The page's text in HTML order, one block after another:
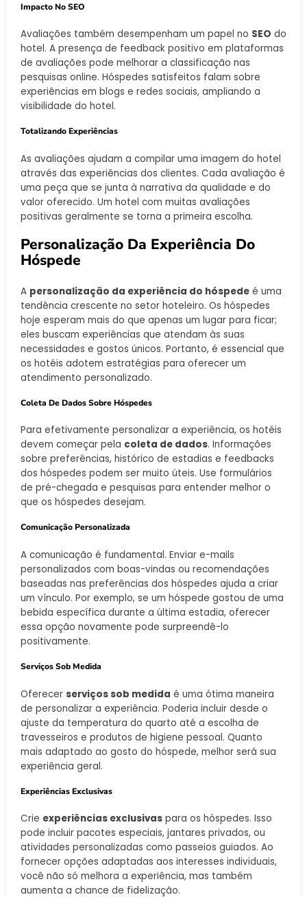
Impacto No SEO
Avaliações também desempenham um papel no SEO do
hotel. A presença de feedback positivo em plataformas
de avaliações pode melhorar a classificação nas
pesquisas online. Hóspedes satisfeitos falam sobre
experiências em blogs e redes sociais, ampliando a
visibilidade do hotel.
Totalizando Experiências
As avaliações ajudam a compilar uma imagem do hotel
através das experiências dos clientes. Cada avaliação é
uma peça que se junta à narrativa da qualidade e do
valor oferecido. Um hotel com muitas avaliações
positivas geralmente se torna a primeira escolha.
Personalização Da Experiência Do
Hóspede
A personalização da experiência do hóspede é uma
tendência crescente no setor hoteleiro. Os hóspedes
hoje esperam mais do que apenas um lugar para ficar;
eles buscam experiências que atendam às suas
necessidades e gostos únicos. Portanto, é essencial que
os hotéis adotem estratégias para oferecer um
atendimento personalizado.
Coleta De Dados Sobre Hóspedes
Para efetivamente personalizar a experiência, os hotéis
devem começar pela coleta de dados. Informações
sobre preferências, histórico de estadias e feedbacks
dos hóspedes podem ser muito úteis. Use formulários
de pré-chegada e pesquisas para entender melhor o
que os hóspedes desejam.
Comunicação Personalizada
A comunicação é fundamental. Enviar e-mails
personalizados com boas-vindas ou recomendações
baseadas nas preferências dos hóspedes ajuda a criar
um vínculo. Por exemplo, se um hóspede gostou de uma
bebida específica durante a última estadia, oferecer
essa opção novamente pode surpreendê-lo
positivamente.
Serviços Sob Medida
Oferecer serviços sob medida é uma ótima maneira
de personalizar a experiência. Poderia incluir desde o
ajuste da temperatura do quarto até a escolha de
travesseiros e produtos de higiene pessoal. Quanto
mais adaptado ao gosto do hóspede, melhor será sua
experiência geral.
Experiências Exclusivas
Crie experiências exclusivas para os hóspedes. Isso
pode incluir pacotes especiais, jantares privados, ou
atividades personalizadas como passeios guiados. Ao
fornecer opções adaptadas aos interesses individuais,
você não só melhora a experiência, mas também
aumenta a chance de fidelização.